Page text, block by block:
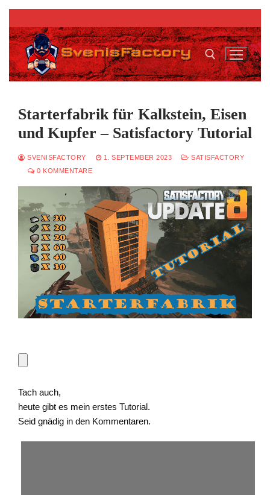
Zum
Inhalt
springen
Starterfabrik für Kalkstein, Eisen
und Kupfer – Satisfactory Tutorial
SVENISFACTORY 1. SEPTEMBER 2023
SATISFACTORY
0 KOMMENTARE
Tach auch,
heute gibt es mein erstes Tutorial.
Seid gnädig in den Kommentaren.